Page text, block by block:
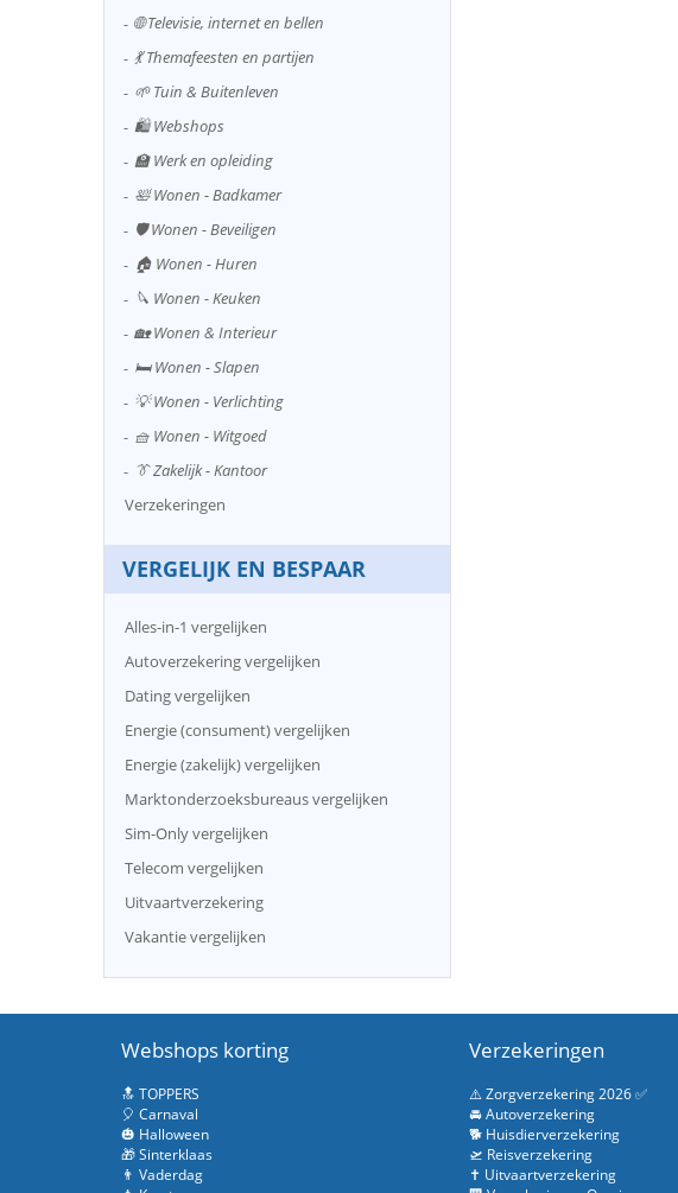
🌐 Televisie, internet en bellen
💃 Themafeesten en partijen
🌱 Tuin & Buitenleven
🛍️ Webshops
🏫 Werk en opleiding
🛀 Wonen - Badkamer
🛡️ Wonen - Beveiligen
🏠 Wonen - Huren
🔪 Wonen - Keuken
🏡 Wonen & Interieur
🛏️ Wonen - Slapen
💡 Wonen - Verlichting
🧺 Wonen - Witgoed
👔 Zakelijk - Kantoor
Verzekeringen
VERGELIJK EN BESPAAR
Alles-in-1 vergelijken
Autoverzekering vergelijken
Dating vergelijken
Energie (consument) vergelijken
Energie (zakelijk) vergelijken
Marktonderzoeksbureaus vergelijken
Sim-Only vergelijken
Telecom vergelijken
Uitvaartverzekering
Vakantie vergelijken
Webshops korting
🔝 TOPPERS
🎈 Carnaval
🎃 Halloween
🎁 Sinterklaas
👨 Vaderdag
Verzekeringen
⚠️ Zorgverzekering 2026 ✅
🚘 Autoverzekering
🐕 Huisdierverzekering
🛫 Reisverzekering
✝️ Uitvaartverzekering